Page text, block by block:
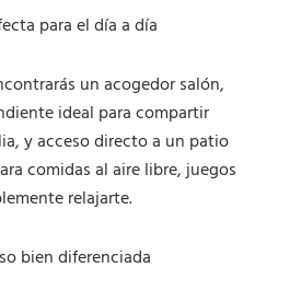
para el día a día
un acogedor salón,
ideal para compartir
y acceso directo a un patio
comidas al aire libre, juegos
relajarte.
bien diferenciada